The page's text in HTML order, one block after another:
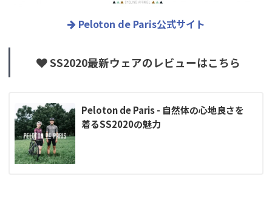
Peloton de Paris公式サイト
SS2020最新ウェアのレビューはこちら
Peloton de Paris - 自然体の心地良さを
着るSS2020の魅力